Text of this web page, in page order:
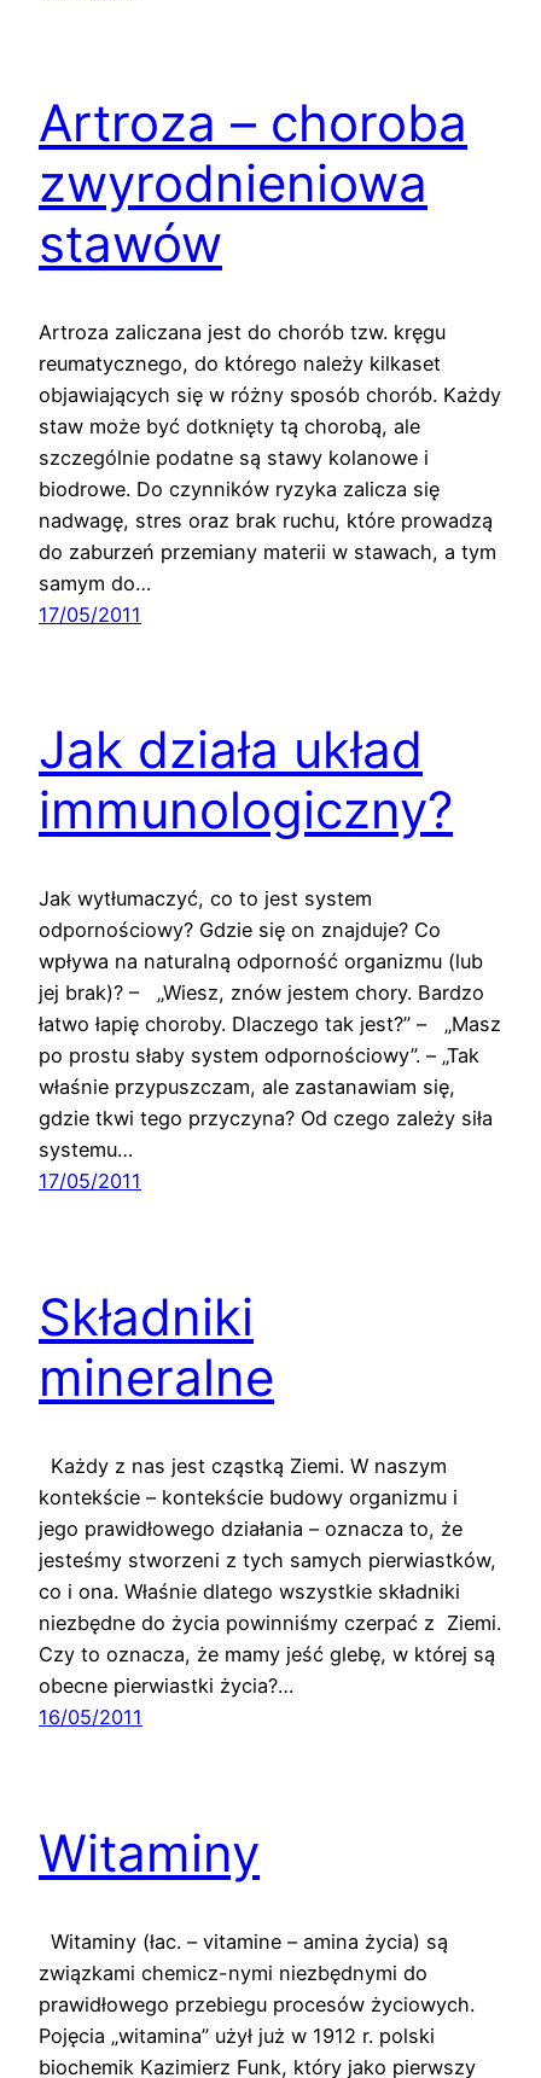
Artroza – choroba
zwyrodnieniowa
stawów
Artroza zaliczana jest do chorób tzw. kręgu
reumatycznego, do którego należy kilkaset
objawiających się w różny sposób chorób. Każdy
staw może być dotknięty tą chorobą, ale
szczególnie podatne są stawy kolanowe i
biodrowe. Do czynników ryzyka zalicza się
nadwagę, stres oraz brak ruchu, które prowadzą
do zaburzeń przemiany materii w stawach, a tym
samym do…
17/05/2011
Jak działa układ
immunologiczny?
Jak wytłumaczyć, co to jest system
odpornościowy? Gdzie się on znajduje? Co
wpływa na naturalną odporność organizmu (lub
jej brak)? – „Wiesz, znów jestem chory. Bardzo
łatwo łapię choroby. Dlaczego tak jest?” – „Masz
po prostu słaby system odpornościowy”. – „Tak
właśnie przypuszczam, ale zastanawiam się,
gdzie tkwi tego przyczyna? Od czego zależy siła
systemu…
17/05/2011
Składniki
mineralne
Każdy z nas jest cząstką Ziemi. W naszym
kontekście – kontekście budowy organizmu i
jego prawidłowego działania – oznacza to, że
jesteśmy stworzeni z tych samych pierwiastków,
co i ona. Właśnie dlatego wszystkie składniki
niezbędne do życia powinniśmy czerpać z Ziemi.
Czy to oznacza, że mamy jeść glebę, w której są
obecne pierwiastki życia?…
16/05/2011
Witaminy
Witaminy (łac. – vitamine – amina życia) są
związkami chemicz-nymi niezbędnymi do
prawidłowego przebiegu procesów życiowych.
Pojęcia „witamina” użył już w 1912 r. polski
biochemik Kazimierz Funk, który jako pierwszy